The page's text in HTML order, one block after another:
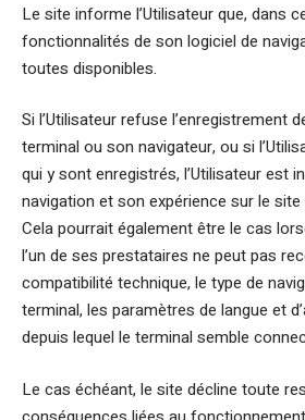
Le site informe l’Utilisateur que, dans
fonctionnalités de son logiciel de
toutes disponibles.
Si l’Utilisateur refuse l’enregistrement
terminal ou son navigateur, ou si
qui y sont enregistrés, l’Utilisateur est
navigation et son expérience sur le
Cela pourrait également être le cas
l’un de ses prestataires ne peut pas
compatibilité technique, le type de
terminal, les paramètres de langue et
depuis lequel le terminal semble
Le cas échéant, le site décline toute